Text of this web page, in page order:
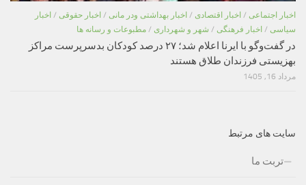
اخبار اجتماعی / اخبار اقتصادی / اخبار بهداشتی ودر مانی / اخبار حقوقی / اخبار
سیاسی / اخبار فرهنگی / شهر و شهرداری / مطبوعات و رسانه ها
در گفت‌وگو با ایرنا اعلام شد؛ ۲۷ درصد کودکان بدسرپرست مراکز
بهزیستی فرزندان طلاق هستند
مرداد 16, 1405
سایت های مرتبط
تربت ما